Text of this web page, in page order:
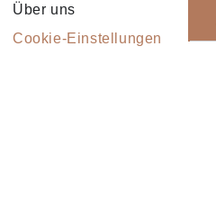
Über uns
Cookie-Einstellungen